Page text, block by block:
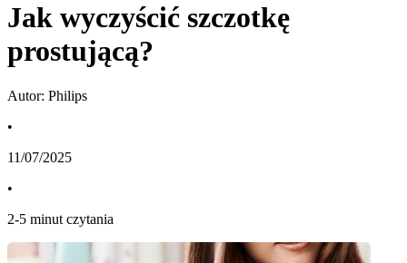
Jak wyczyścić szczotkę
prostującą?
Autor: Philips
•
11/07/2025
•
2-5 minut czytania